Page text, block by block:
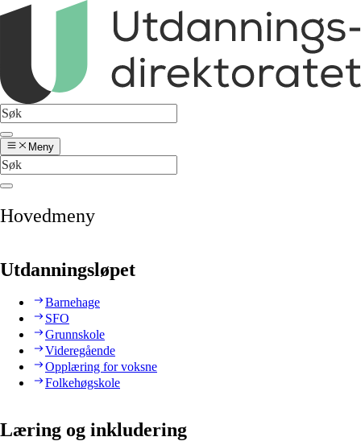
Meny
Hovedmeny
Utdanningsløpet
Barnehage
SFO
Grunnskole
Videregående
Opplæring for voksne
Folkehøgskole
Læring og inkludering